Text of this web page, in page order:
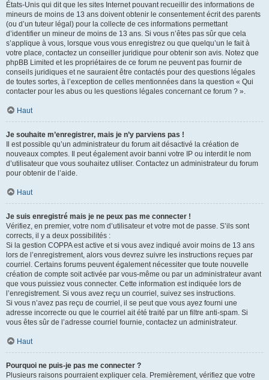
États-Unis qui dit que les sites Internet pouvant recueillir des informations de
mineurs de moins de 13 ans doivent obtenir le consentement écrit des parents
(ou d’un tuteur légal) pour la collecte de ces informations permettant
d’identifier un mineur de moins de 13 ans. Si vous n’êtes pas sûr que cela
s’applique à vous, lorsque vous vous enregistrez ou que quelqu’un le fait à
votre place, contactez un conseiller juridique pour obtenir son avis. Notez que
phpBB Limited et les propriétaires de ce forum ne peuvent pas fournir de
conseils juridiques et ne sauraient être contactés pour des questions légales
de toutes sortes, à l’exception de celles mentionnées dans la question « Qui
contacter pour les abus ou les questions légales concernant ce forum ? ».
Haut
Je souhaite m’enregistrer, mais je n’y parviens pas !
Il est possible qu’un administrateur du forum ait désactivé la création de
nouveaux comptes. Il peut également avoir banni votre IP ou interdit le nom
d’utilisateur que vous souhaitez utiliser. Contactez un administrateur du forum
pour obtenir de l’aide.
Haut
Je suis enregistré mais je ne peux pas me connecter !
Vérifiez, en premier, votre nom d’utilisateur et votre mot de passe. S’ils sont
corrects, il y a deux possibilités :
Si la gestion COPPA est active et si vous avez indiqué avoir moins de 13 ans
lors de l’enregistrement, alors vous devrez suivre les instructions reçues par
courriel. Certains forums peuvent également nécessiter que toute nouvelle
création de compte soit activée par vous-même ou par un administrateur avant
que vous puissiez vous connecter. Cette information est indiquée lors de
l’enregistrement. Si vous avez reçu un courriel, suivez ses instructions.
Si vous n’avez pas reçu de courriel, il se peut que vous ayez fourni une
adresse incorrecte ou que le courriel ait été traité par un filtre anti-spam. Si
vous êtes sûr de l’adresse courriel fournie, contactez un administrateur.
Haut
Pourquoi ne puis-je pas me connecter ?
Plusieurs raisons pourraient expliquer cela. Premièrement, vérifiez que votre